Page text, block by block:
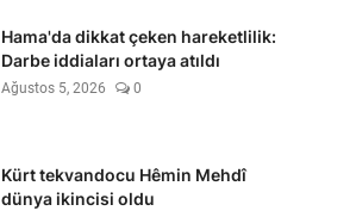
Hama'da dikkat çeken hareketlilik:
Darbe iddiaları ortaya atıldı
Ağustos 5, 2026 0
Kürt tekvandocu Hêmin Mehdî
dünya ikincisi oldu